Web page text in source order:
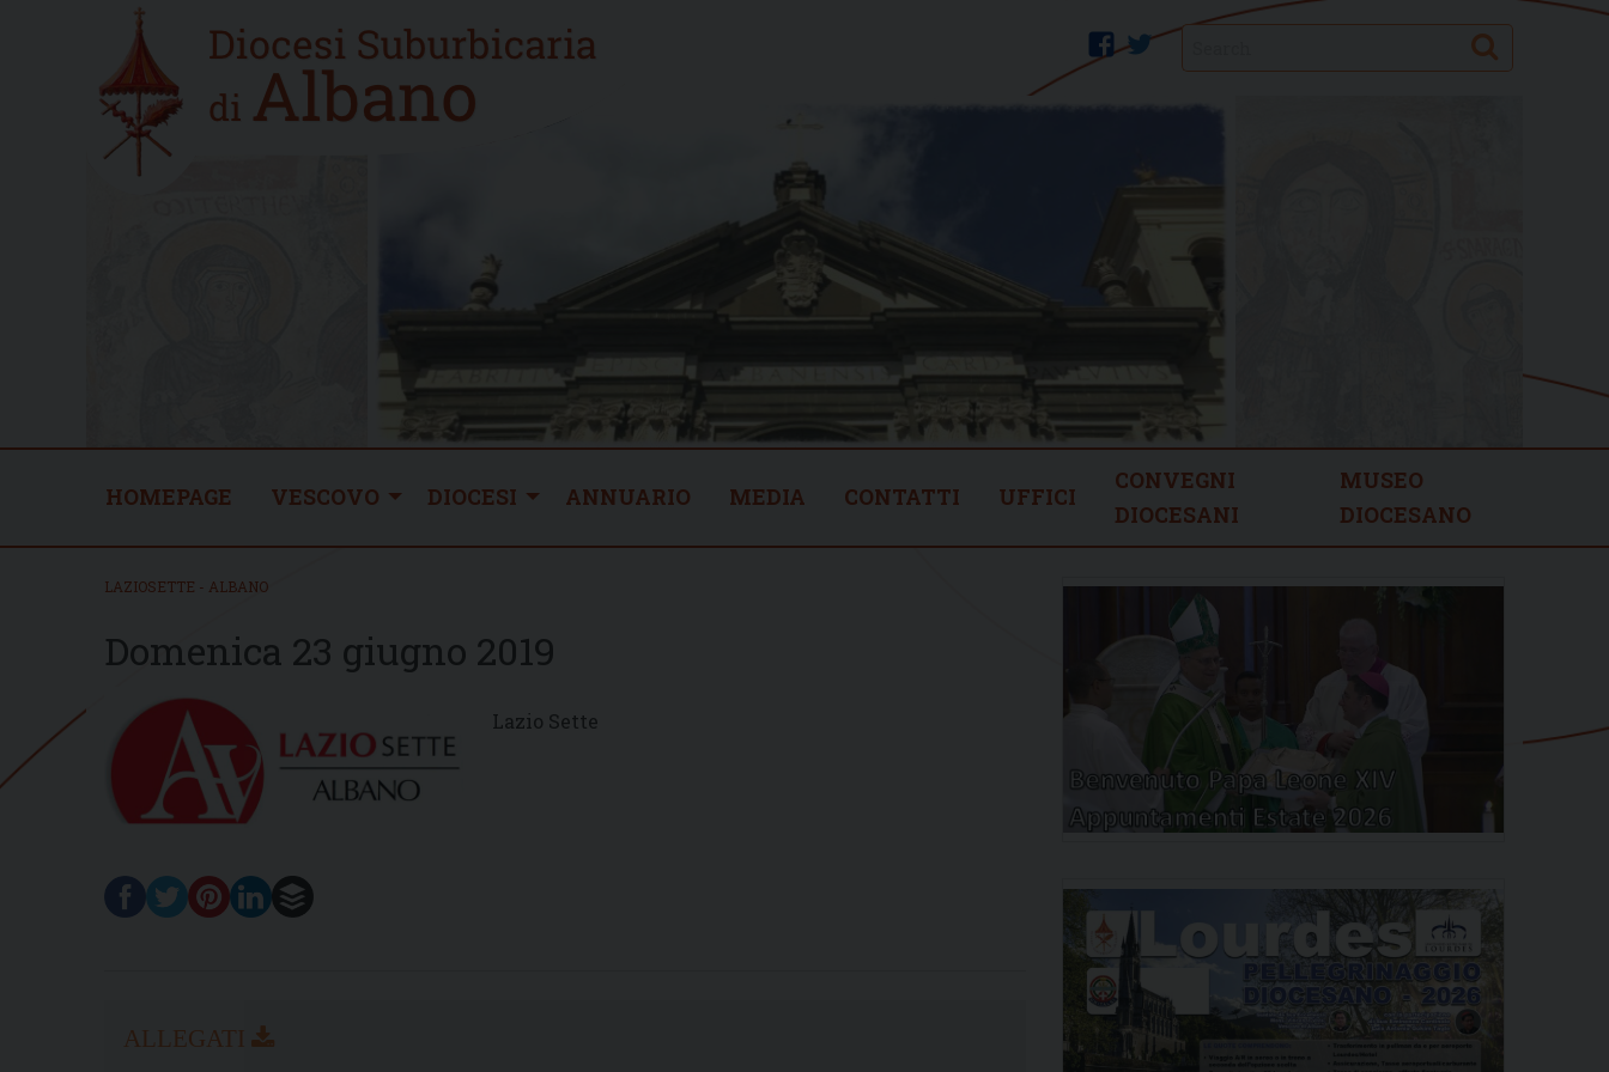
Home
new
twitter
facebook Search
HOMEPAGE VESCOVO DIOCESI ANNUARIO MEDIA CONTATTI UFFICI
CONVEGNI
DIOCESANI
MUSEO
DIOCESANO
LAZIOSETTE - ALBANO
Domenica 23 giugno 2019
Lazio Sette